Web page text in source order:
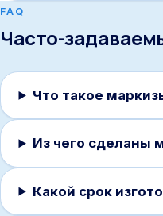
FAQ
Часто-
Что такое
Из чего сделаны
Какой срок